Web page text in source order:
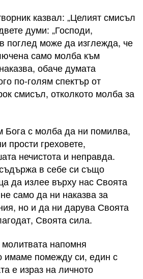
казвал: „Целият смисъл
думи: „Господи,
поглед може да изглежда, че
само молба към
обаче думата
по-голям спектър от
смисъл, отколкото молба за
с молба да ни помилва,
прости греховете,
нечистота и неправда.
в себе си също
да излее върху нас Своята
само да ни наказва за
но и да ни дарува Своята
Своята сила.
напомня
имаме помежду си, един с
е израз на личното